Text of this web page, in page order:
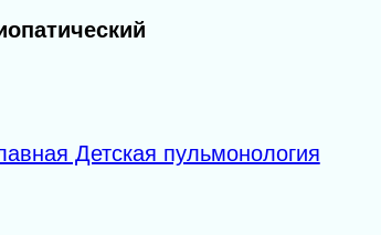
Детская пульмонология